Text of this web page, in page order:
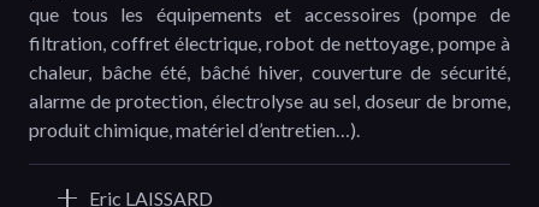
que tous les équipements et accessoires (pompe de
filtration, coffret électrique, robot de nettoyage, pompe à
chaleur, bâche été, bâché hiver, couverture de sécurité,
alarme de protection, électrolyse au sel, doseur de brome,
produit chimique, matériel d’entretien…).
Eric LAISSARD